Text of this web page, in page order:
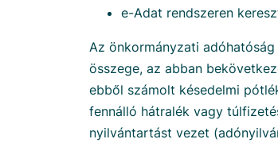
e-Adat rendszeren
Az önkormányzati
összege, az abban
ebből számolt késedelmi
fennálló hátralék vagy
nyilvántartást vezet